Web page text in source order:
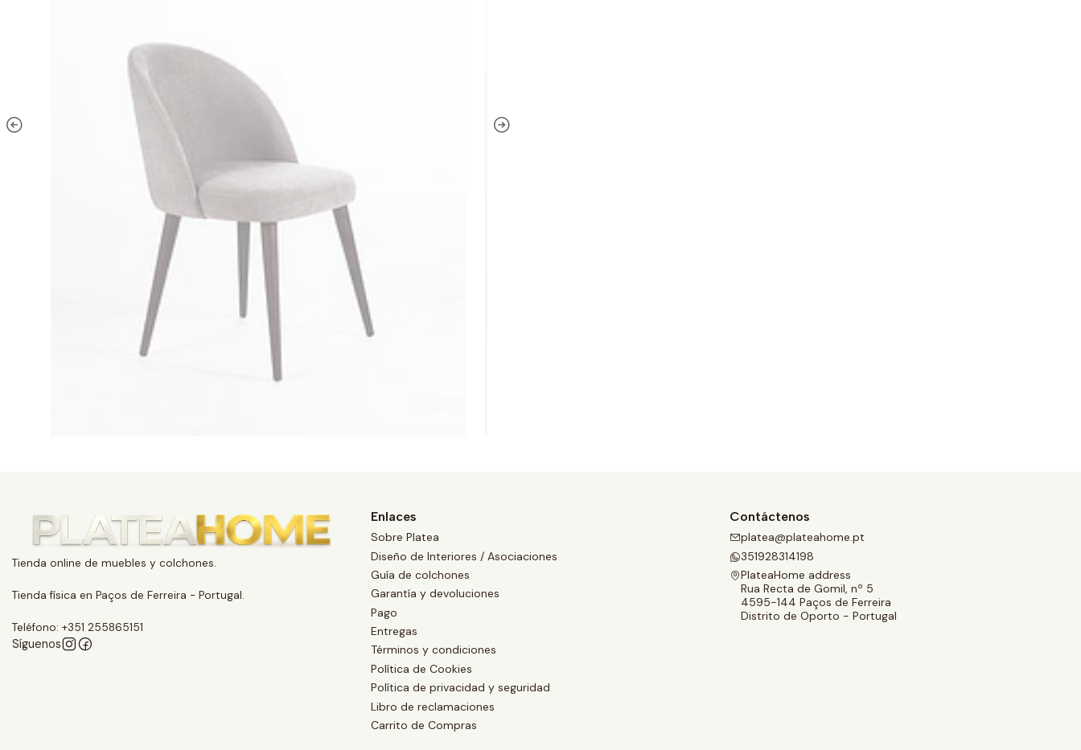
Tienda online de muebles y colchones.
Tienda física en Paços de Ferreira - Portugal.
Teléfono: +351 255865151
Síguenos
Enlaces
Sobre Platea
Diseño de Interiores / Asociaciones
Guía de colchones
Garantía y devoluciones
Pago
Entregas
Términos y condiciones
Política de Cookies
Política de privacidad y seguridad
Libro de reclamaciones
Carrito de Compras
Contáctenos
platea@plateahome.pt
351928314198
PlateaHome address
Rua Recta de Gomil, nº 5
4595-144 Paços de Ferreira
Distrito de Oporto - Portugal